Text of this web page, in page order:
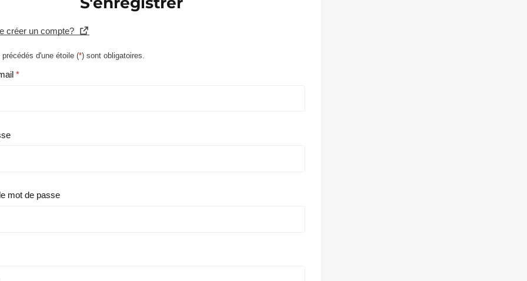
créer un compte?
d'une étoile (*) sont obligatoires.
mot de passe